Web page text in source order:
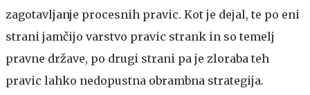
zagotavljanje procesnih pravic. Kot je dejal, te po eni
strani jamčijo varstvo pravic strank in so temelj
pravne države, po drugi strani pa je zloraba teh
pravic lahko nedopustna obrambna strategija.